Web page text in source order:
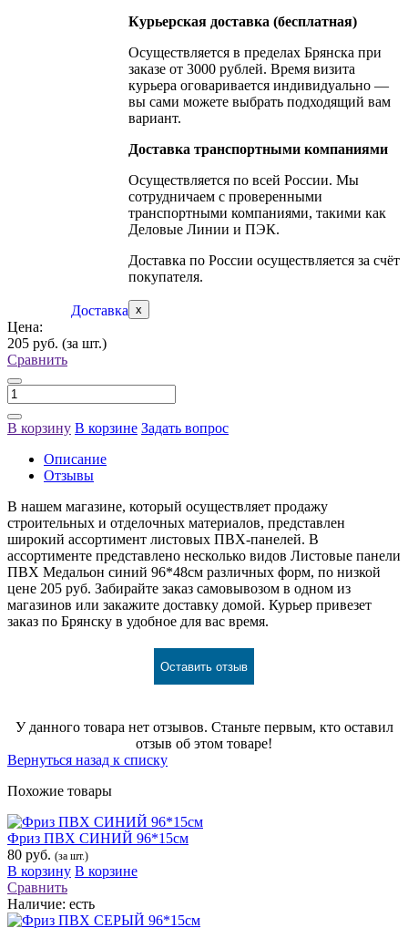
Доставка
Курьерская доставка (бесплатная)
Осуществляется в пределах Брянска при
заказе от 3000 рублей. Время визита
курьера оговаривается индивидуально —
вы сами можете выбрать подходящий вам
вариант.
Доставка транспортными компаниями
Осуществляется по всей России. Мы
сотрудничаем с проверенными
транспортными компаниями, такими как
Деловые Линии и ПЭК.
Доставка по России осуществляется за счёт
покупателя.
x
Цена:
205 руб. (за шт.)
Сравнить
В корзину В корзине Задать вопрос
Описание
Отзывы
В нашем магазине, который осуществляет продажу
строительных и отделочных материалов, представлен
широкий ассортимент листовых ПВХ-панелей. В
ассортименте представлено несколько видов Листовые панели
ПВХ Медальон синий 96*48см различных форм, по низкой
цене 205 руб. Забирайте заказ самовывозом в одном из
магазинов или закажите доставку домой. Курьер привезет
заказ по Брянску в удобное для вас время.
Оставить отзыв
У данного товара нет отзывов. Станьте первым, кто оставил
отзыв об этом товаре!
Вернуться назад к списку
Похожие товары
Фриз ПВХ СИНИЙ 96*15см
80 руб. (за шт.)
В корзину В корзине
Сравнить
Наличие: есть